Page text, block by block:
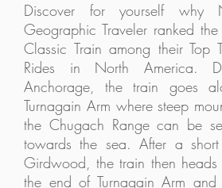
Discover for yourself why
Geographic Traveler ranked
Classic Train among their Top
Rides in North America.
Anchorage, the train goes
Turnagain Arm where steep
the Chugach Range can be
towards the sea. After a
Girdwood, the train then heads
the end of Turnagain Arm